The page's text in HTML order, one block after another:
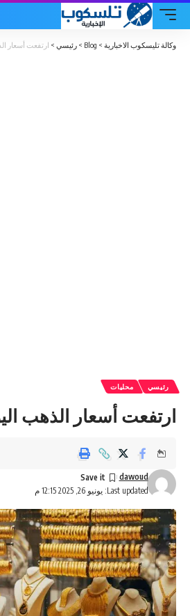
وكالة تليسكوب الاخبارية >
Blog
> رئيسي > ارتفعت أسعار
رئيسي محليات
ارتفعت أسعار الذهب
Last updated: يونيو 26, 2025 12:15 م
dawoud